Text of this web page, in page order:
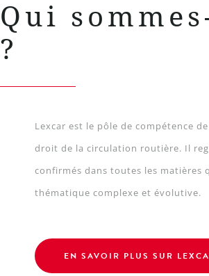
Qui
?
Lexcar est le pôle de compétence
droit de la circulation routière. Il
confirmés dans toutes les matières
thématique complexe et évolutive.
EN SAVOIR PLUS SUR